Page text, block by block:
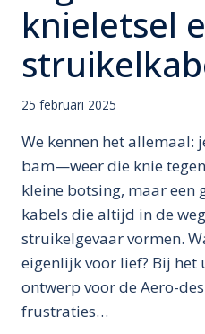
knieletsel
25 februari 2025
We kennen het allemaal:
bam—weer die knie
kleine botsing, maar
kabels die altijd in de
struikelgevaar vormen.
eigenlijk voor lief? Bij het
ontwerp voor de Aero-
frustraties…